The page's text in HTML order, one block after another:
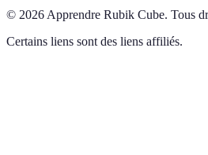
© 2026 Apprendre Rubik Cube. Tous
Certains liens sont des liens affiliés.